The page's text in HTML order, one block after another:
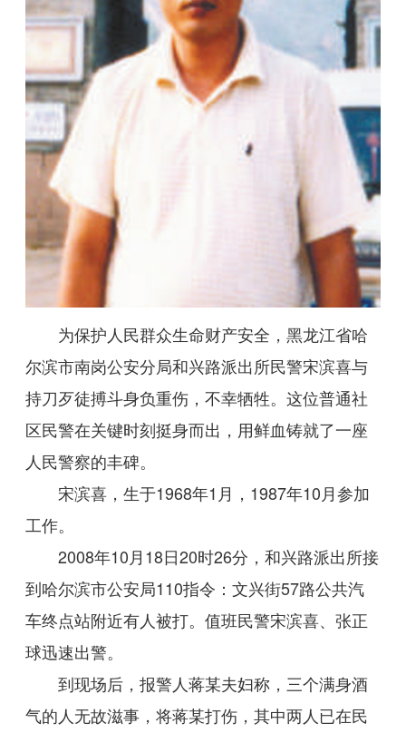
为保护人民群众生命财产安全，黑龙江省哈
尔滨市南岗公安分局和兴路派出所民警宋滨喜与
持刀歹徒搏斗身负重伤，不幸牺牲。这位普通社
区民警在关键时刻挺身而出，用鲜血铸就了一座
人民警察的丰碑。
宋滨喜，生于1968年1月，1987年10月参加
工作。
2008年10月18日20时26分，和兴路派出所接
到哈尔滨市公安局110指令：文兴街57路公共汽
车终点站附近有人被打。值班民警宋滨喜、张正
球迅速出警。
到现场后，报警人蒋某夫妇称，三个满身酒
气的人无故滋事，将蒋某打伤，其中两人已在民